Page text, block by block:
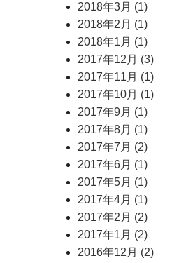
2018年3月 (1)
2018年2月 (1)
2018年1月 (1)
2017年12月 (3)
2017年11月 (1)
2017年10月 (1)
2017年9月 (1)
2017年8月 (1)
2017年7月 (2)
2017年6月 (1)
2017年5月 (1)
2017年4月 (1)
2017年2月 (2)
2017年1月 (2)
2016年12月 (2)